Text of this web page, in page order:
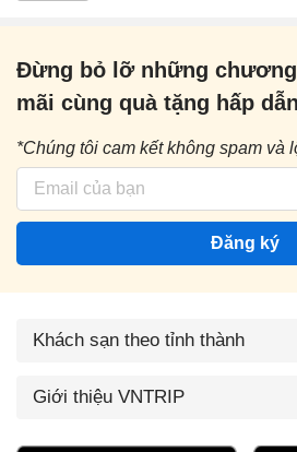
Đừng bỏ lỡ những
mãi cùng quà tặng hấp
*Chúng tôi cam kết không spam và
Đăng ký
Khách sạn theo tỉnh thành
Giới thiệu VNTRIP